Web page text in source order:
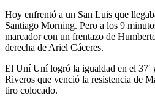
Hoy enfrentó a un San Luis que
Santiago Morning. Pero a los 9
marcador con un frentazo de
derecha de Ariel Cáceres.
El Uní Uní logró la igualdad en el 37′
Riveros que venció la resistencia de
tiro colocado.